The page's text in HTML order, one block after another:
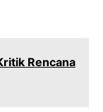
Rencana